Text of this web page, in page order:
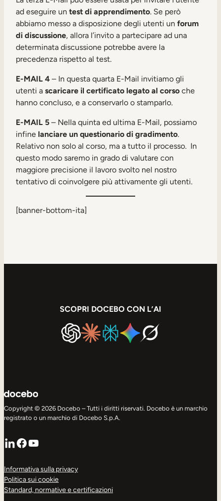
ad eseguire un test di apprendimento. Se però
abbiamo messo a disposizione degli utenti un forum
di discussione, allora l’invito a partecipare ad una
determinata discussione potrebbe avere la
precedenza rispetto al test.
E-MAIL 4 – In questa quarta E-Mail invitiamo gli
utenti a scaricare il certificato legato al corso che
hanno concluso, e a conservarlo o stamparlo.
E-MAIL 5 – Nella quinta ed ultima E-Mail, possiamo
infine lanciare un questionario di gradimento.
Relativo non solo al corso, ma a tutto il processo. In
questo modo saremo in grado di valutare con
maggiore precisione il lavoro svolto nel nostro
tentativo di coinvolgere più attivamente gli utenti.
[banner-bottom-ita]
SCOPRI DOCEBO CON L’AI
Copyright © 2026 Docebo – Tutti i diritti riservati. Docebo è un marchio
registrato o un marchio di Docebo S.p.A.
LinkedIn
Facebook
YouTube
Informativa sulla privacy
Politica sui cookie
Standard, normative e certificazioni